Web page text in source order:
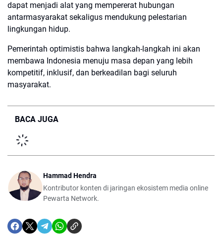
dapat menjadi alat yang mempererat hubungan
antarmasyarakat sekaligus mendukung pelestarian
lingkungan hidup.
Pemerintah optimistis bahwa langkah-langkah ini akan
membawa Indonesia menuju masa depan yang lebih
kompetitif, inklusif, dan berkeadilan bagi seluruh
masyarakat.
BACA JUGA
Hammad Hendra
Kontributor konten di jaringan ekosistem media online
Pewarta Network.